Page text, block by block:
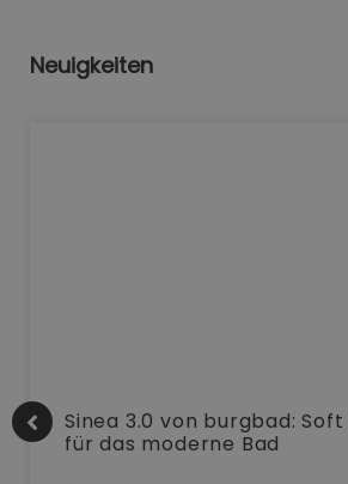
Neuigkeiten
Sinea 3.0 von burgbad:
für das moderne Bad